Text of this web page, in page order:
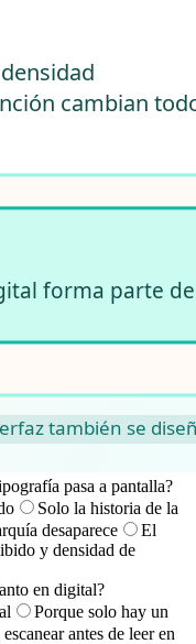
pasa a pantalla?
Solo la historia de la
desaparece
El
y densidad de
en digital?
Porque solo hay un
antes de leer en